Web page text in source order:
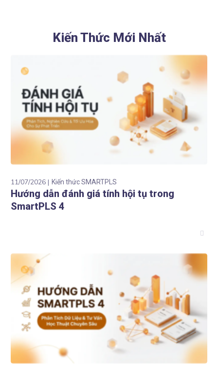
Kiến Thức Mới Nhất​
11/07/2026 Kiến thức SMARTPLS
Hướng dẫn đánh giá tính hội tụ trong
SmartPLS 4